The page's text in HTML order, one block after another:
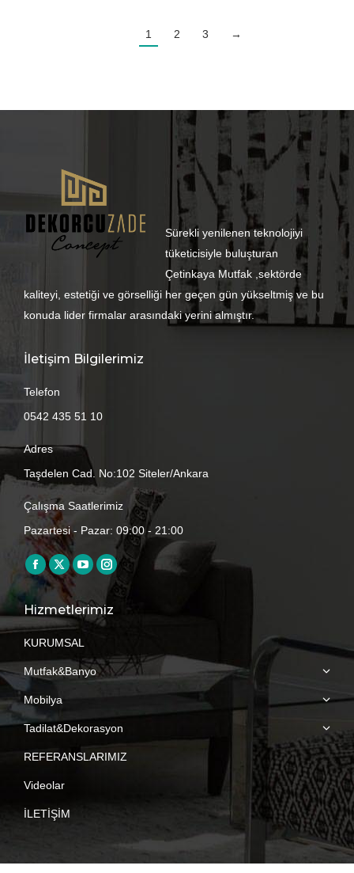
1 2 3 →
Sürekli yenilenen teknolojiyi
tüketicisiyle buluşturan
Çetinkaya Mutfak ,sektörde
kaliteyi, estetiği ve görselliği her geçen gün yükseltmiş ve bu
konuda lider firmalar arasındaki yerini almıştır.
İletişim Bilgilerimiz
Telefon
0542 435 51 10
Adres
Taşdelen Cad. No:102 Siteler/Ankara
Çalışma Saatlerimiz
Pazartesi - Pazar: 09:00 - 21:00
Find us on:
Facebook
page
opens
window
X
page
opens
window
YouTube
page
opens
new
window
Instagram
page
opens
new
window
Hizmetlerimiz
KURUMSAL
Mutfak&Banyo
Mobilya
Tadilat&Dekorasyon
REFERANSLARIMIZ
Videolar
İLETİŞİM